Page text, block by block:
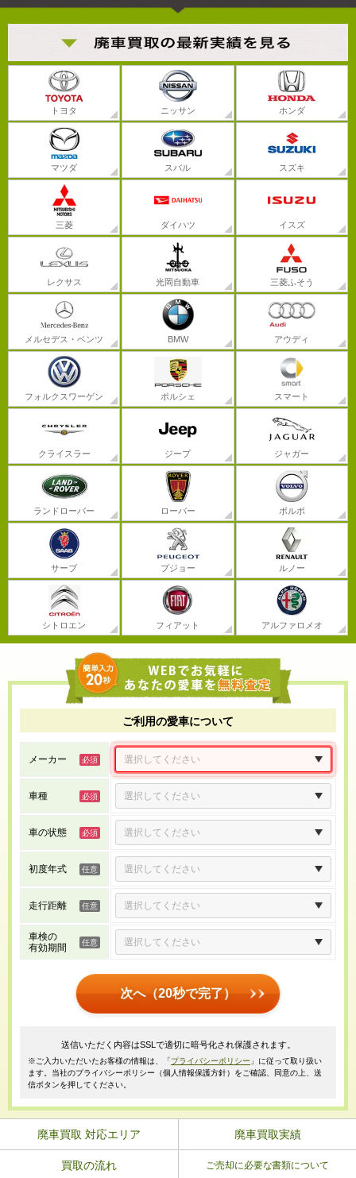
トヨタ ニッサン ホンダ
マツダ スバル スズキ
三菱 ダイハツ イスズ
レクサス 光岡自動車 三菱ふそう
メルセデス・ベンツ BMW アウディ
フォルクスワーゲン ポルシェ スマート
クライスラー ジープ ジャガー
ランドローバー ローバー ボルボ
サーブ プジョー ルノー
シトロエン フィアット アルファロメオ
ご利用の愛車について
メーカー
車種
車の状態
初度年式
走行距離
車検の
有効期間
次へ（20秒で完了）
送信いただく内容はSSLで適切に暗号化され保護されます。
※ご入力いただいたお客様の情報は、「プライバシーポリシー 」に従って取り扱い
ます。当社のプライバシーポリシー（個人情報保護方針）をご確認、同意の上、送
信ボタンを押してください。
廃車買取 対応エリア 廃車買取実績
買取の流れ ご売却に必要な書類について